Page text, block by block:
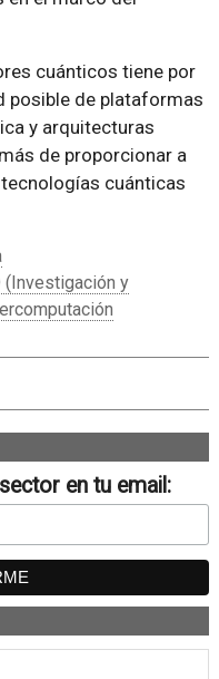
cuánticos tiene por
posible de plataformas
y arquitecturas
de proporcionar a
cuánticas
(Investigación y
en tu email: